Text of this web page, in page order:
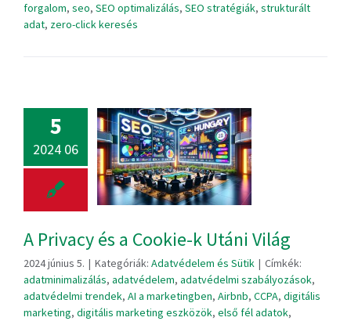
forgalom, seo, SEO optimalizálás, SEO stratégiák, strukturált
adat, zero-click keresés
5
2024 06
A Privacy és a Cookie-k Utáni Világ
2024 június 5. | Kategóriák: Adatvédelem és Sütik | Címkék:
adatminimalizálás, adatvédelem, adatvédelmi szabályozások,
adatvédelmi trendek, AI a marketingben, Airbnb, CCPA, digitális
marketing, digitális marketing eszközök, első fél adatok,